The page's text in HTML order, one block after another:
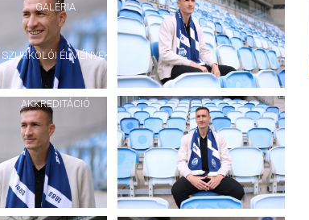
GALÉRIA
SZURKOLÓI ÉLMÉNYEK
AKKREDITÁCIÓ